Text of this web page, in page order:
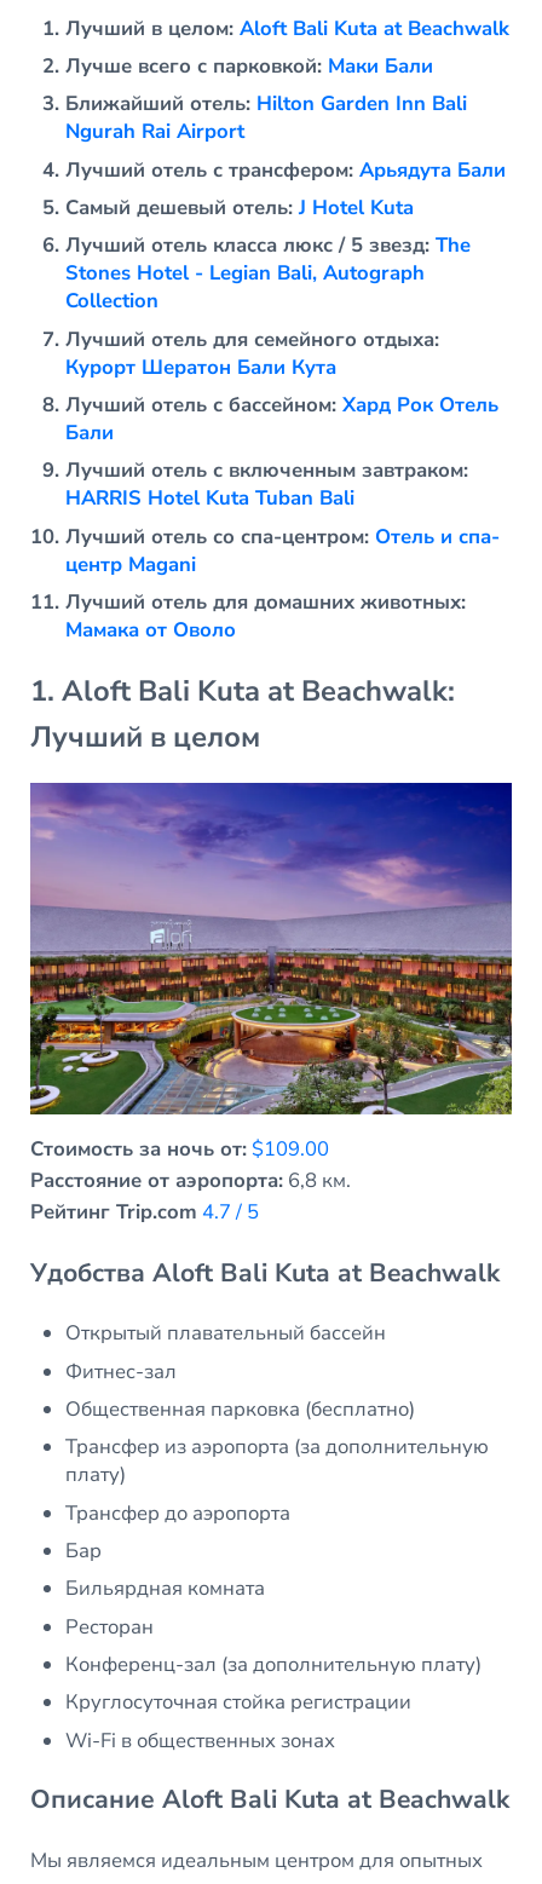
Лучший в целом:Aloft Bali Kuta at Beachwalk
Лучше всего с парковкой: Маки Бали
Ближайший отель: Hilton Garden Inn Bali
Ngurah Rai Airport
Лучший отель с трансфером:Арьядута Бали
Самый дешевый отель:J Hotel Kuta
Лучший отель класса люкс / 5 звезд:The
Stones Hotel - Legian Bali, Autograph
Collection
Лучший отель для семейного отдыха:
Курорт Шератон Бали Кута
Лучший отель с бассейном:Хард Рок Отель
Бали
Лучший отель с включенным завтраком:
HARRIS Hotel Kuta Tuban Bali
Лучший отель со спа-центром: Отель и спа-
центр Magani
Лучший отель для домашних животных:
Мамака от Оволо
1. Aloft Bali Kuta at Beachwalk:
Лучший в целом
Стоимость за ночь от: $109.00
Расстояние от аэропорта:6,8 км.
Рейтинг Trip.com 4.7 / 5
Удобства Aloft Bali Kuta at Beachwalk
Открытый плавательный бассейн
Фитнес-зал
Общественная парковка (бесплатно)
Трансфер из аэропорта (за дополнительную
плату)
Трансфер до аэропорта
Бар
Бильярдная комната
Ресторан
Конференц-зал (за дополнительную плату)
Круглосуточная стойка регистрации
Wi-Fi в общественных зонах
Описание Aloft Bali Kuta at Beachwalk
Мы являемся идеальным центром для опытных